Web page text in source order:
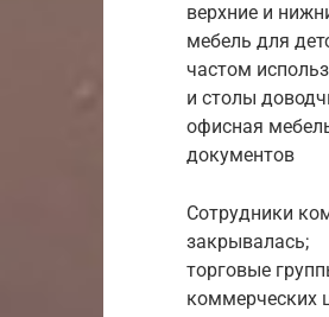
верхние и
мебель для
частом
и столы
офисная
документов
Сотрудники
закрывалась;
торговые
коммерческих